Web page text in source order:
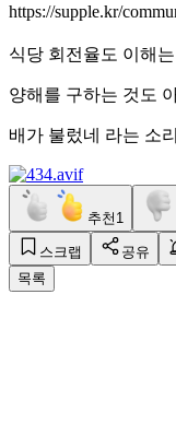
https://supple.kr/
식당 회전율도 이해
양해를 구하는 것도
배가 불렀네 라는 소
추천 1
스크랩 공유
목록